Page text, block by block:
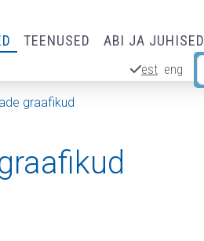
TEENUSED ABI JA JUHISED
est eng
graafikud